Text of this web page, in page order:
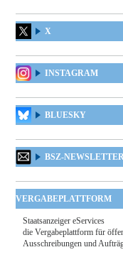
X
INSTAGRAM
BLUESKY
BSZ-
VERGABEPLATTFORM
Staatsanzeiger eServices
die Vergabeplattform für
Ausschreibungen und